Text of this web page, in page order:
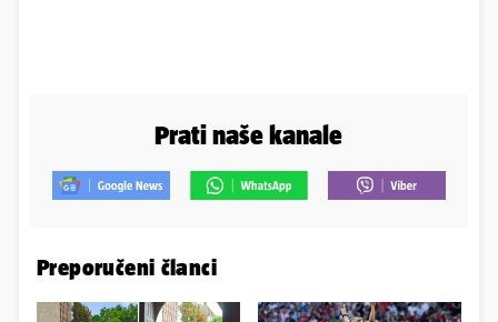
Prati naše kanale
Preporučeni članci